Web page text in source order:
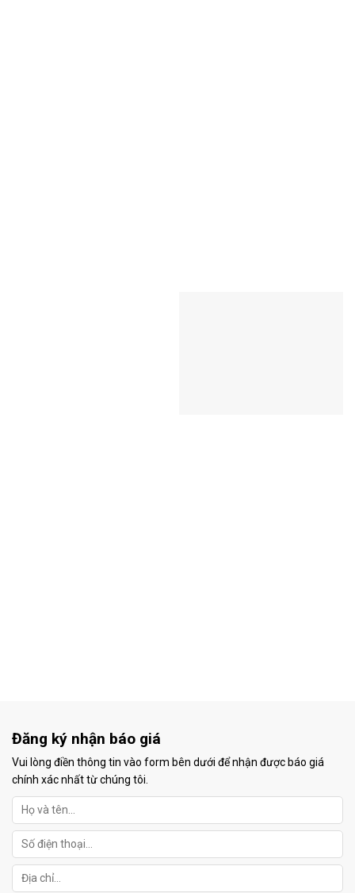
Đăng ký nhận báo giá
Vui lòng điền thông tin vào form bên dưới để nhận được báo giá
chính xác nhất từ chúng tôi.